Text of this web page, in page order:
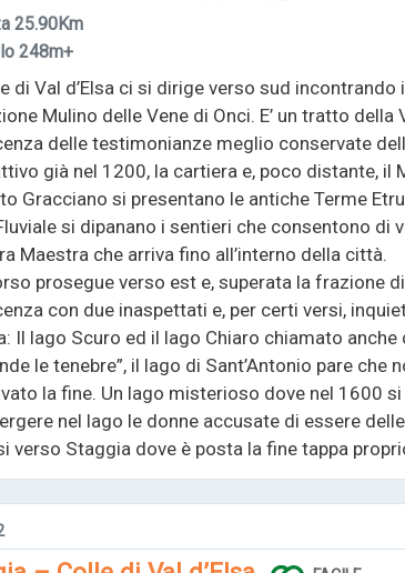
25.90Km
248m+
di Val d’Elsa ci si dirige verso sud
Mulino delle Vene di Onci. E’ un tratto
delle testimonianze meglio conservate
già nel 1200, la cartiera e, poco distante, il
Gracciano si presentano le antiche Terme
si dipanano i sentieri che consentono di
Maestra che arriva fino all’interno della città.
prosegue verso est e, superata la frazione
con due inaspettati e, per certi versi,
Il lago Scuro ed il lago Chiaro chiamato anche
le tenebre”, il lago di Sant’Antonio pare
la fine. Un lago misterioso dove nel 1600
nel lago le donne accusate di essere
verso Staggia dove è posta la fine tappa